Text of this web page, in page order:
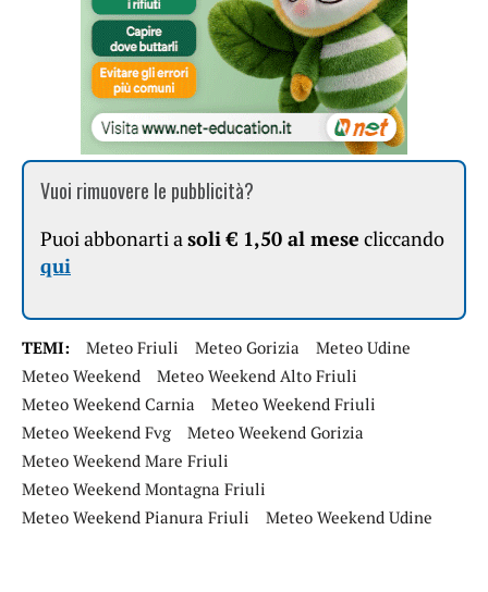
Vuoi rimuovere le pubblicità?
Puoi abbonarti asoli € 1,50 al mese cliccando
qui
TEMI: Meteo Friuli Meteo Gorizia
Meteo Udine
Meteo Weekend
Meteo Weekend Alto Friuli
Meteo Weekend Carnia
Meteo Weekend Friuli
Meteo Weekend Fvg
Meteo Weekend Gorizia
Meteo Weekend Mare Friuli
Meteo Weekend Montagna Friuli
Meteo Weekend Pianura Friuli
Meteo Weekend Udine